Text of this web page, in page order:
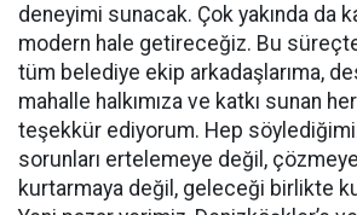
deneyimi sunacak. Çok yakında da
modern hale getireceğiz. Bu
tüm belediye ekip arkadaşlarıma,
mahalle halkımıza ve katkı sunan
teşekkür ediyorum. Hep
sorunları ertelemeye değil,
kurtarmaya değil, geleceği birlikte